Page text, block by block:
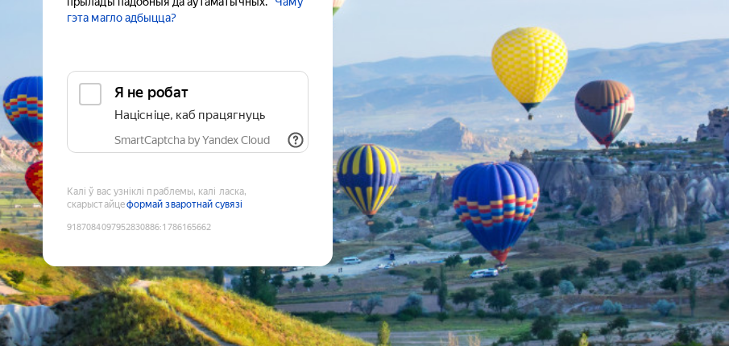
гэта магло адбыцца?
Я не робат
Націсніце, каб працягнуць
SmartCaptcha by Yandex Cloud
Калі ў вас узніклі праблемы, калі ласка,
скарыстайцеформай зваротнай сувязі
9187084097952830886:1786165662